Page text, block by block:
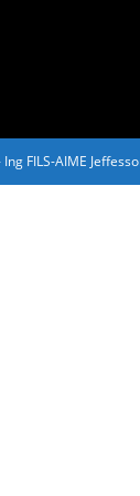
FILS-AIME